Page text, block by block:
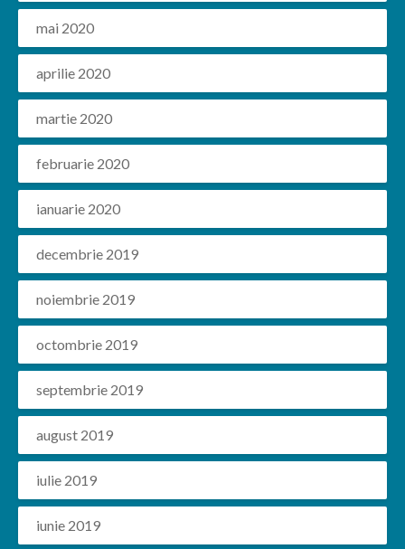
mai 2020
aprilie 2020
martie 2020
februarie 2020
ianuarie 2020
decembrie 2019
noiembrie 2019
octombrie 2019
septembrie 2019
august 2019
iulie 2019
iunie 2019